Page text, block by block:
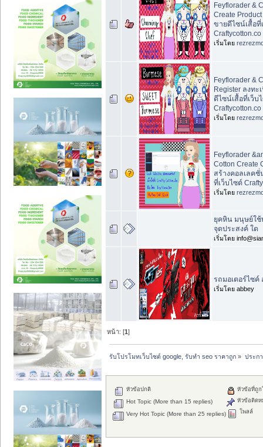
Feyflorader &
Create
ขายดีไซน์เสื้อที่
Craftycotton.co
เริ่มโดย
Feyflorader &
Register ลงท
ดีไซน์เสื้อที่เว็บ
Craftycotton.co
เริ่มโดย
Feyflorader
Cotton Create
สร้างคอลเลค
ที่เว็บไซต์
เริ่มโดย
ยุคหิน มนุษย์ใ
จุดประสงค์ ใด
เริ่มโดย
รถมอเตอร์ไซค์
เริ่มโดย abbey
หน้า: [1]
รับโปรโมทเว็บไซต์ google, รับทำ seo ราคาถูก » ประก
หัวข้อปกติ
Hot Topic (More than 15 replies)
Very Hot Topic (More than 25 replies)
หัวข้อที่ถู
หัวข้อติดห
โพลล์